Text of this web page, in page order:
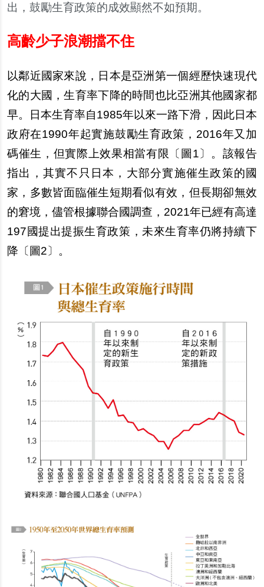
出，鼓勵生育政策的成效顯然不如預期。
高齡少子浪潮擋不住
以鄰近國家來說，日本是亞洲第一個經歷快速現代
化的大國，生育率下降的時間也比亞洲其他國家都
早。日本生育率自1985年以來一路下滑，因此日本
政府在1990年起實施鼓勵生育政策，2016年又加
碼催生，但實際上效果相當有限〔圖1〕。該報告
指出，其實不只日本，大部分實施催生政策的國
家，多數皆面臨催生短期看似有效，但長期卻無效
的窘境，儘管根據聯合國調查，2021年已經有高達
197國提出提振生育政策，未來生育率仍將持續下
降〔圖2〕。